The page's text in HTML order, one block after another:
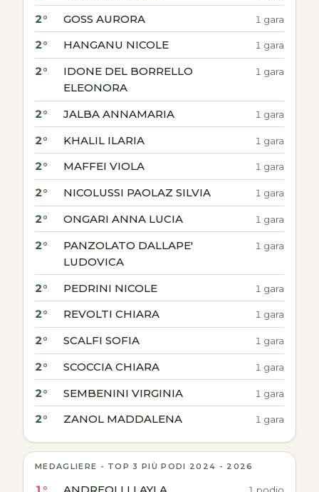
2° GOSS AURORA 1 gara
2° HANGANU NICOLE 1 gara
2°
IDONE DEL BORRELLO
ELEONORA
1 gara
2° JALBA ANNAMARIA 1 gara
2° KHALIL ILARIA 1 gara
2° MAFFEI VIOLA 1 gara
2° NICOLUSSI PAOLAZ SILVIA 1 gara
2° ONGARI ANNA LUCIA 1 gara
2°
PANZOLATO DALLAPE'
LUDOVICA
1 gara
2° PEDRINI NICOLE 1 gara
2° REVOLTI CHIARA 1 gara
2° SCALFI SOFIA 1 gara
2° SCOCCIA CHIARA 1 gara
2° SEMBENINI VIRGINIA 1 gara
2° ZANOL MADDALENA 1 gara
MEDAGLIERE - TOP 3 PIÙ PODI 2024 - 2026